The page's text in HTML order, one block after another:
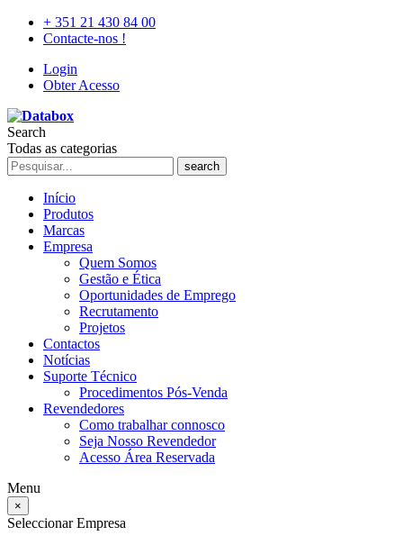
+ 351 21 430 84 00
Contacte-nos !
Login
Obter Acesso
Search
Todas as categorias
search
Início
Produtos
Marcas
Empresa
Quem Somos
Gestão e Ética
Oportunidades de Emprego
Recrutamento
Projetos
Contactos
Notícias
Suporte Técnico
Procedimentos Pós-Venda
Revendedores
Como trabalhar connosco
Seja Nosso Revendedor
Acesso Área Reservada
Menu
×
Seleccionar Empresa